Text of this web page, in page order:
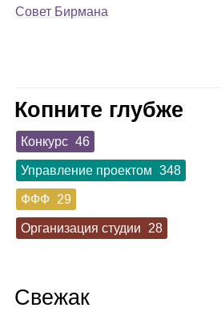
Совет Бирмана
Копните глубже
Конкурс 46
Управление проектом 348
ФФФ 29
Организация студии 28
Свежак